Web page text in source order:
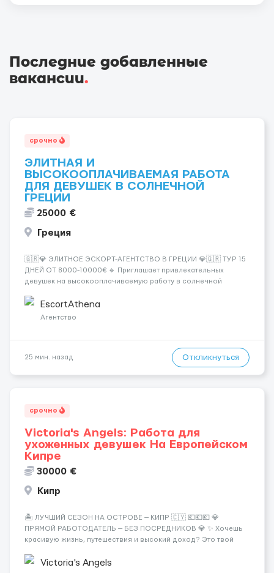
Последние добавленные
вакансии.
срочно
ЭЛИТНАЯ И
ВЫСОКООПЛАЧИВАЕМАЯ РАБОТА
ДЛЯ ДЕВУШЕК В СОЛНЕЧНОЙ
ГРЕЦИИ
25000 €
Греция
🇬🇷💎 ЭЛИТНОЕ ЭСКОРТ-АГЕНТСТВО В ГРЕЦИИ 💎🇬🇷 ТУР 15
ДНЕЙ ОТ 8000-10000€ 🔹 Приглашает привлекательных
девушек на высокооплачиваемую работу в солнечной
хорошие деньги 💶 — это предложение для тебя! 🔹
Требования: ✔️ Возраст от ...
EscortAthena
Агентство
25 мин. назад Откликнуться
срочно
Victoria's Angels: Работа для
ухоженных девушек На Европейском
Кипре
30000 €
Кипр
🏝️ ЛУЧШИЙ СЕЗОН НА ОСТРОВЕ — КИПР 🇨🇾 💶💶💶 💎
ПРЯМОЙ РАБОТОДАТЕЛЬ — БЕЗ ПОСРЕДНИКОВ 💎 ✨ Хочешь
красивую жизнь, путешествия и высокий доход? Это твой
Опытная команда с годами практики — Стабильный поток
Victoria's Angels